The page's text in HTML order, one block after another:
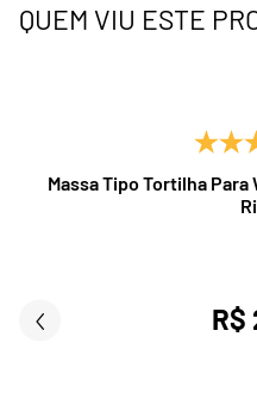
QUEM VIU ESTE
Massa Tipo Tortilha Para
R$